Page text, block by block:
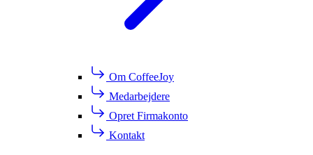
Om CoffeeJoy
Medarbejdere
Opret Firmakonto
Kontakt